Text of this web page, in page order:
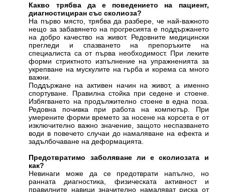
Какво трябва да е поведението на пациент,
диагностициран със сколиоза?
На първо място, трябва да разбере, че най-важното
нещо за забавянето на прогресията е поддържането
на добро качество на живот. Редовните медицински
прегледи и спазването на препоръките на
специалиста са от първа необходимост. При леките
форми стриктното изпълнение на упражненията за
укрепване на мускулите на гърба и корема са много
важни.
Поддържане на активен начин на живот, а именно
спортуване. Правилна стойка при седене и стоене.
Избягването на продължително стоене в една поза.
Редовна почивка при работа на компютър. При
умерените форми времето за носене на корсета е от
изключително важно значение, защото неспазването
води в повечето случаи до намаляване на ефекта и
задълбочаване на деформацията.
Предотвратимо заболяване ли е сколиозата и
как?
Невинаги може да се предотврати напълно, но
ранната диагностика, физическата активност и
правилните навици значително намаляват риска от